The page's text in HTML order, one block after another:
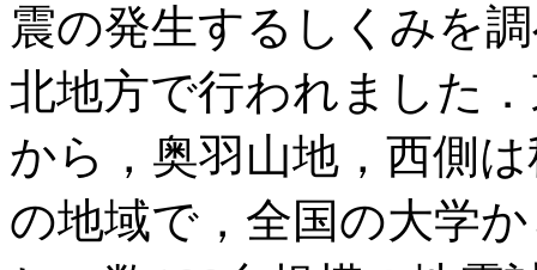
震の発生するしくみを
北地方で行われました
から，奥羽山地，西側
の地域で，全国の大学